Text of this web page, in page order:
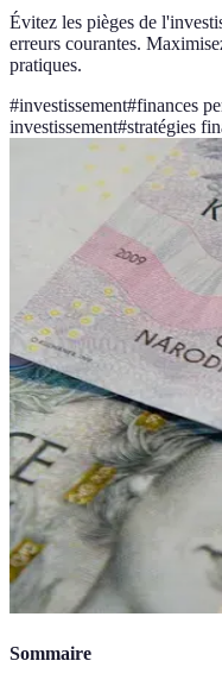
Évitez les pièges de
erreurs courantes.
pratiques.
#investissement#finances
investissement#stratégies
Sommaire